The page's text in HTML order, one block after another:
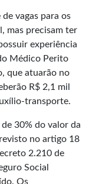
vagas para os
mas precisam ter
experiência
Médico Perito
que atuarão no
R$ 2,1 mil
transporte.
30% do valor da
no artigo 18
2.210 de
Social
Os